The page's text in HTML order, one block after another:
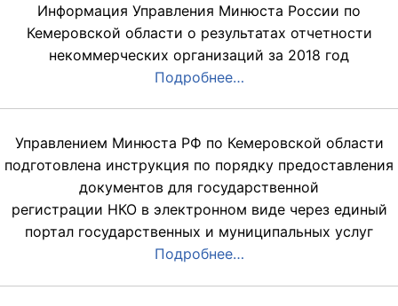
Информация Управления Минюста России по
Кемеровской области о результатах отчетности
некоммерческих организаций за 2018 год
Подробнее…
Управлением Минюста РФ по Кемеровской области
подготовлена инструкция по порядку предоставления
документов для государственной
регистрации НКО в электронном виде через единый
портал государственных и муниципальных услуг
Подробнее…